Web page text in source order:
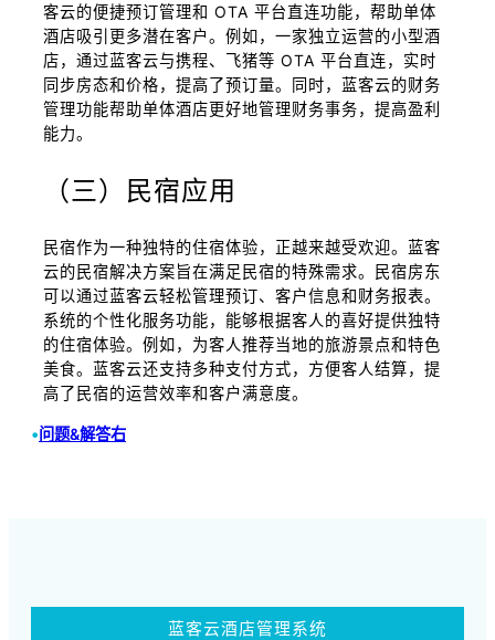
客云的便捷预订管理和 OTA 平台直连功能，帮助单体
酒店吸引更多潜在客户。例如，一家独立运营的小型酒
店，通过蓝客云与携程、飞猪等 OTA 平台直连，实时
同步房态和价格，提高了预订量。同时，蓝客云的财务
管理功能帮助单体酒店更好地管理财务事务，提高盈利
能力。
（三）民宿应用
民宿作为一种独特的住宿体验，正越来越受欢迎。蓝客
云的民宿解决方案旨在满足民宿的特殊需求。民宿房东
可以通过蓝客云轻松管理预订、客户信息和财务报表。
系统的个性化服务功能，能够根据客人的喜好提供独特
的住宿体验。例如，为客人推荐当地的旅游景点和特色
美食。蓝客云还支持多种支付方式，方便客人结算，提
高了民宿的运营效率和客户满意度。
•问题&解答右
蓝客云酒店管理系统